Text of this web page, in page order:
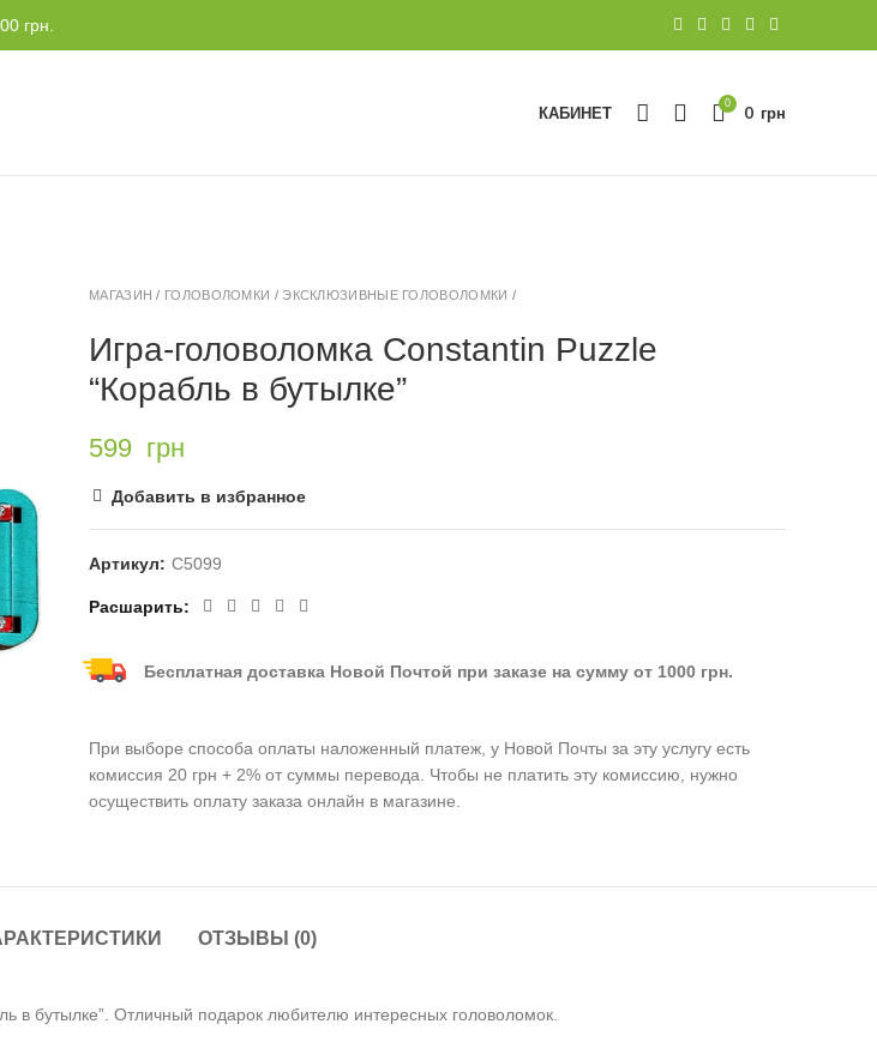
грн.
КАБИНЕТ 0 0 грн
МАГАЗИН / ГОЛОВОЛОМКИ / ЭКСКЛЮЗИВНЫЕ ГОЛОВОЛОМКИ /
Игра-головоломка Constantin Puzzle
“Корабль в бутылке”
599 грн
Добавить в избранное
Артикул: C5099
Расшарить
Бесплатная доставка Новой Почтой при заказе на сумму от 1000 грн.
При выборе способа оплаты наложенный платеж, у Новой Почты за эту услугу есть
комиссия 20 грн + 2% от суммы перевода. Чтобы не платить эту комиссию, нужно
осуществить оплату заказа онлайн в магазине.
ОТЗЫВЫ (0)
в бутылке”. Отличный подарок любителю интересных головоломок.